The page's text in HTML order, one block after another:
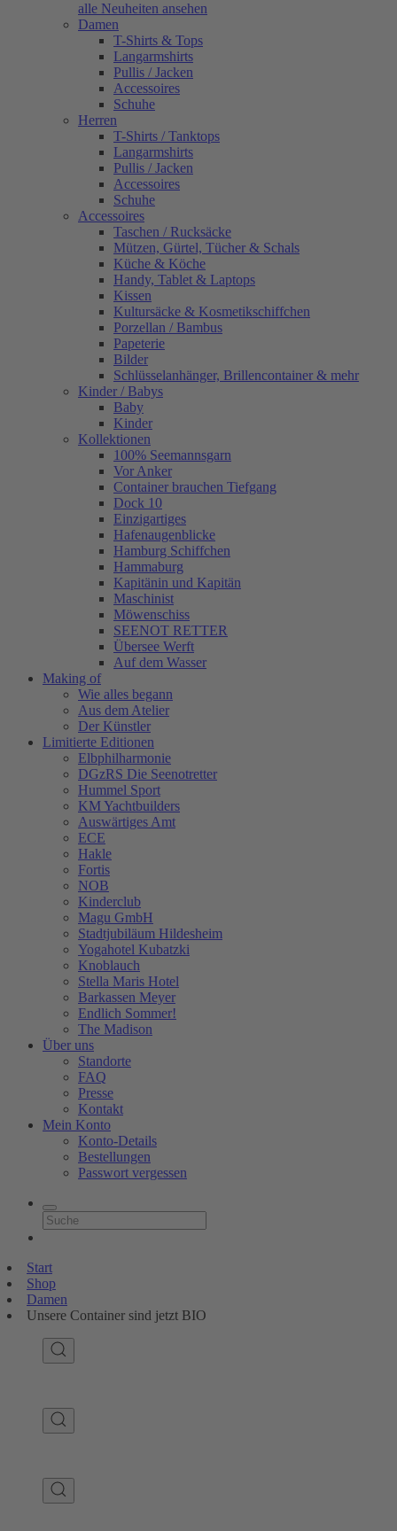
alle Neuheiten ansehen
Damen
T-Shirts & Tops
Langarmshirts
Pullis / Jacken
Accessoires
Schuhe
Herren
T-Shirts / Tanktops
Langarmshirts
Pullis / Jacken
Accessoires
Schuhe
Accessoires
Taschen / Rucksäcke
Mützen, Gürtel, Tücher & Schals
Küche & Köche
Handy, Tablet & Laptops
Kissen
Kultursäcke & Kosmetikschiffchen
Porzellan / Bambus
Papeterie
Bilder
Schlüsselanhänger, Brillencontainer & mehr
Kinder / Babys
Baby
Kinder
Kollektionen
100% Seemannsgarn
Vor Anker
Container brauchen Tiefgang
Dock 10
Einzigartiges
Hafenaugen­blicke
Hamburg Schiffchen
Hammaburg
Kapitänin und Kapitän
Maschinist
Möwenschiss
SEENOT RETTER
Übersee Werft
Auf dem Wasser
Making of
Wie alles begann
Aus dem Atelier
Der Künstler
Limitierte Editionen
Elbphilharmonie
DGzRS Die Seenotretter
Hummel Sport
KM Yachtbuilders
Auswärtiges Amt
ECE
Hakle
Fortis
NOB
Kinderclub
Magu GmbH
Stadtjubiläum Hildesheim
Yogahotel Kubatzki
Knoblauch
Stella Maris Hotel
Barkassen Meyer
Endlich Sommer!
The Madison
Über uns
Standorte
FAQ
Presse
Kontakt
Mein Konto
Konto-Details
Bestellungen
Passwort vergessen
Start
Shop
Damen
Unsere Container sind jetzt BIO